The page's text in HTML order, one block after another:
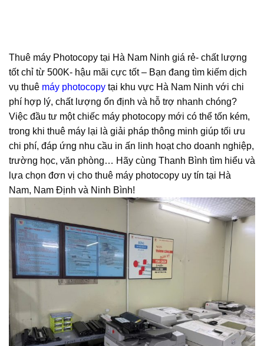
Thuê máy Photocopy tại Hà Nam Ninh giá rẻ- chất lượng
tốt chỉ từ 500K- hậu mãi cực tốt – Bạn đang tìm kiếm dịch
vụ thuê máy photocopy tại khu vực Hà Nam Ninh với chi
phí hợp lý, chất lượng ổn định và hỗ trợ nhanh chóng?
Việc đầu tư một chiếc máy photocopy mới có thể tốn kém,
trong khi thuê máy lại là giải pháp thông minh giúp tối ưu
chi phí, đáp ứng nhu cầu in ấn linh hoạt cho doanh nghiệp,
trường học, văn phòng… Hãy cùng Thanh Bình tìm hiểu và
lựa chọn đơn vị cho thuê máy photocopy uy tín tại Hà
Nam, Nam Định và Ninh Bình!